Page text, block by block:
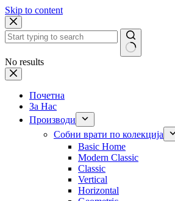
Skip to content
No results
Почетна
За Нас
Производи
Собни врати по колекција
Basic Home
Modern Classic
Classic
Vertical
Horizontal